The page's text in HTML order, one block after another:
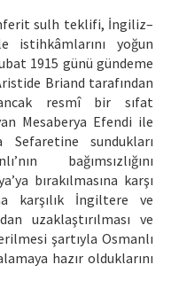
sulh teklifi, İngiliz–
istihkâmlarını yoğun
1915 günü gündeme
Briand tarafından
resmî bir sıfat
Mesaberya Efendi ile
sundukları
bağımsızlığını
bırakılmasına karşı
karşılık İngiltere ve
uzaklaştırılması ve
şartıyla Osmanlı
hazır olduklarını